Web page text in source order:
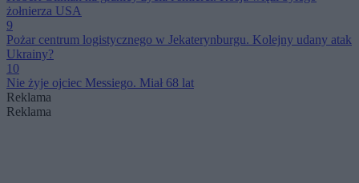
żołnierza USA
9
Pożar centrum logistycznego w Jekaterynburgu. Kolejny udany atak
Ukrainy?
10
Nie żyje ojciec Messiego. Miał 68 lat
Reklama
Reklama